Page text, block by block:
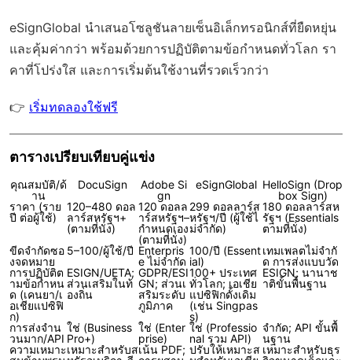
eSignGlobal นำเสนอโซลูชันลายเซ็นอิเล็กทรอนิกส์ที่ยืดหยุ่น
และคุ้มค่ากว่า พร้อมด้วยการปฏิบัติตามข้อกำหนดทั่วโลก รา
คาที่โปร่งใส และการเริ่มต้นใช้งานที่รวดเร็วกว่า
👉 เริ่มทดลองใช้ฟรี
ตารางเปรียบเทียบคู่แข่ง
คุณสมบัติ/ด้
าน
DocuSign
Adobe Si
gn
eSignGlobal HelloSign (Drop
box Sign)
ราคา (ราย
ปี ต่อผู้ใช้)
120–480 ดอล
ลาร์สหรัฐฯ+
(ตามที่นั่ง)
120 ดอลล
าร์สหรัฐฯ–
กำหนดเอง
(ตามที่นั่ง)
299 ดอลลาร์ส
หรัฐฯ/ปี (ผู้ใช้ไ
ม่จำกัด)
180 ดอลลาร์สห
รัฐฯ (Essentials
ตามที่นั่ง)
ขีดจำกัดซอ
งจดหมาย
5–100/ผู้ใช้/ปี Enterpris
e ไม่จำกัด
100/ปี (Essent
ial)
เทมเพลตไม่จำกั
ด การส่งแบบวัด
การปฏิบัติต
ามข้อกำหน
ด (เคนยา/เ
อเชียแปซิฟิ
ก)
ESIGN/UETA;
ส่วนเสริมในท้
องถิ่น
GDPR/ESI
GN; ส่วนเ
สริมระดับ
ภูมิภาค
100+ ประเทศ
ทั่วโลก; เอเชีย
แปซิฟิกดั้งเดิม
(เช่น Singpas
s)
ESIGN; นานาช
าติขั้นพื้นฐาน
การส่งจำน
วนมาก/API
ใช่ (Business
Pro+)
ใช่ (Enter
prise)
ใช่ (Professio
nal รวม API)
จำกัด; API ขั้นพื้
นฐาน
ความเหมาะเหมาะสำหรับสเน้น PDF; ปรับให้เหมาะส เหมาะสำหรับธุร